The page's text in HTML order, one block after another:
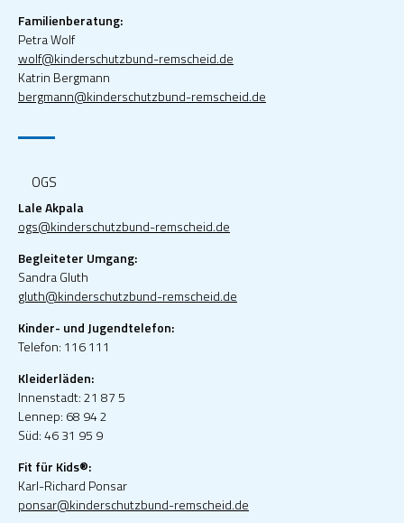
Familienberatung:
Petra Wolf
wolf@kinderschutzbund-remscheid.de
Katrin Bergmann
bergmann@kinderschutzbund-remscheid.de
OGS
Lale Akpala
ogs@kinderschutzbund-remscheid.de
Begleiteter Umgang:
Sandra Gluth
gluth@kinderschutzbund-remscheid.de
Kinder- und Jugendtelefon:
Telefon: 116 111
Kleiderläden:
Innenstadt: 21 87 5
Lennep: 68 94 2
Süd: 46 31 95 9
Fit für Kids®:
Karl-Richard Ponsar
ponsar@kinderschutzbund-remscheid.de